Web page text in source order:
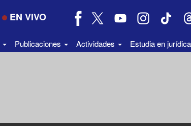
EN VIVO
Publicaciones Actividades Estudia en